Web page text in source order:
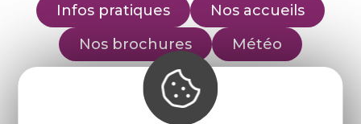
Infos pratiques
Nos accueils
Nos brochures
Météo
Retrouvez-nous sur :